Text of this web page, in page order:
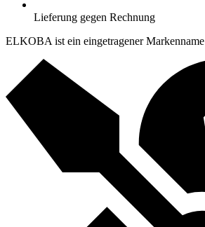
Lieferung gegen Rechnung
ELKOBA ist ein eingetragener Markenname